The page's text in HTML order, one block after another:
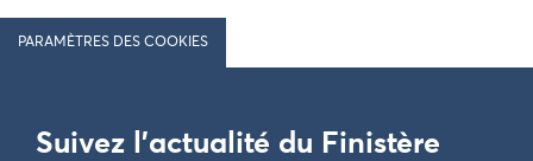
PARAMÈTRES DES COOKIES
Suivez l'actualité du Finistère